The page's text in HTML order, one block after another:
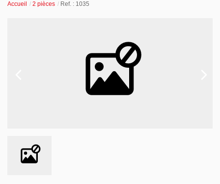
Acheter
Biens vendus
Notre Agence
Accueil 2 pièces Ref. : 1035